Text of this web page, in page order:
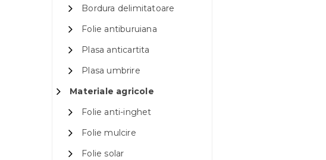
Bordura delimitatoare
Folie antiburuiana
Plasa anticartita
Plasa umbrire
Materiale agricole
Folie anti-inghet
Folie mulcire
Folie solar